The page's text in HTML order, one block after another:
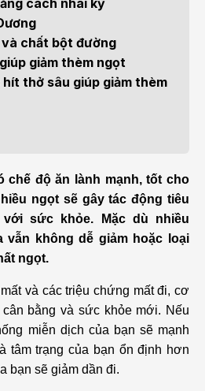
cách nhai kỹ
chất bột đường
giảm thèm ngọt
thở sâu giúp giảm thèm
chế độ ăn lành mạnh, tốt cho
ngọt sẽ gây tác động tiêu
sức khỏe. Mặc dù nhiều
vẫn không dễ giảm hoặc loại
ngọt.
và các triệu chứng mất đi, cơ
bằng và sức khỏe mới. Nếu
miễn dịch của bạn sẽ mạnh
tâm trạng của bạn ổn định hơn
bạn sẽ giảm dần đi.